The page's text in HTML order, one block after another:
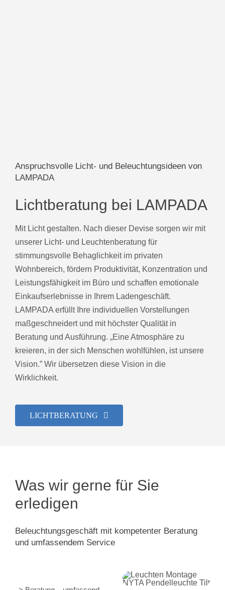
Anspruchsvolle Licht- und Beleuchtungsideen von
LAMPADA
Lichtberatung bei LAMPADA
Mit Licht gestalten. Nach dieser Devise sorgen wir mit
unserer Licht- und Leuchtenberatung für
stimmungsvolle Behaglichkeit im privaten
Wohnbereich, fördern Produktivität, Konzentration und
Leistungsfähigkeit im Büro und schaffen emotionale
Einkaufserlebnisse in Ihrem Ladengeschäft.
LAMPADA erfüllt Ihre individuellen Vorstellungen
maßgeschneidert und mit höchster Qualität in
Beratung und Ausführung. „Eine Atmosphäre zu
kreieren, in der sich Menschen wohlfühlen, ist unsere
Vision.” Wir übersetzen diese Vision in die
Wirklichkeit.
LICHTBERATUNG
Was wir gerne für Sie
erledigen
Beleuchtungsgeschäft mit kompetenter Beratung
und umfassendem Service